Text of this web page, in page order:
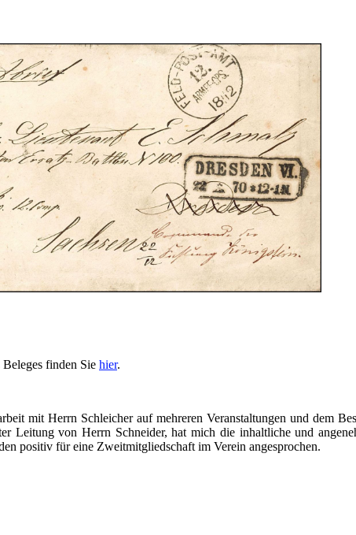
finden Sie hier.
mit Herrn Schleicher auf mehreren Veranstaltungen und dem
Leitung von Herrn Schneider, hat mich die inhaltliche und
positiv für eine Zweitmitgliedschaft im Verein angesprochen.